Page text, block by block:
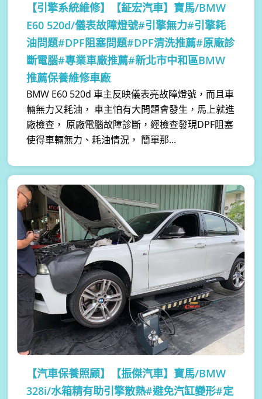
【引擎系統維修】
【鉦宏汽車】寶馬/BMW
E60 520d/儀表故障燈號#引擎無力#引擎耗
油問題#DPF阻塞問題#DPF清洗推薦#原廠診
斷電腦#專業車廠推薦#新北市中和區BMW
推薦保養維修車廠
BMW E60 520d 車主反映儀表亮故障燈號，而且車
輛無力又耗油， 車主怕有大問題會發生，馬上就進
廠檢查， 原廠電腦故障診斷，經檢查發現DPF阻塞
使得車輛無力、耗油情況， 簡單那...
【汽車保養照顧】
【振傑汽車】寶馬/BMW
328i/水箱精有助引擎散熱#避免汽缸變形#定